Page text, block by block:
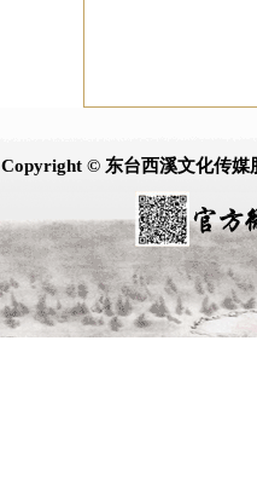
Copyright © 东台西溪文化传媒